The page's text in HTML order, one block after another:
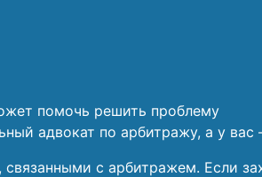
помочь решить проблему
адвокат по арбитражу, а у вас
с арбитражем. Если